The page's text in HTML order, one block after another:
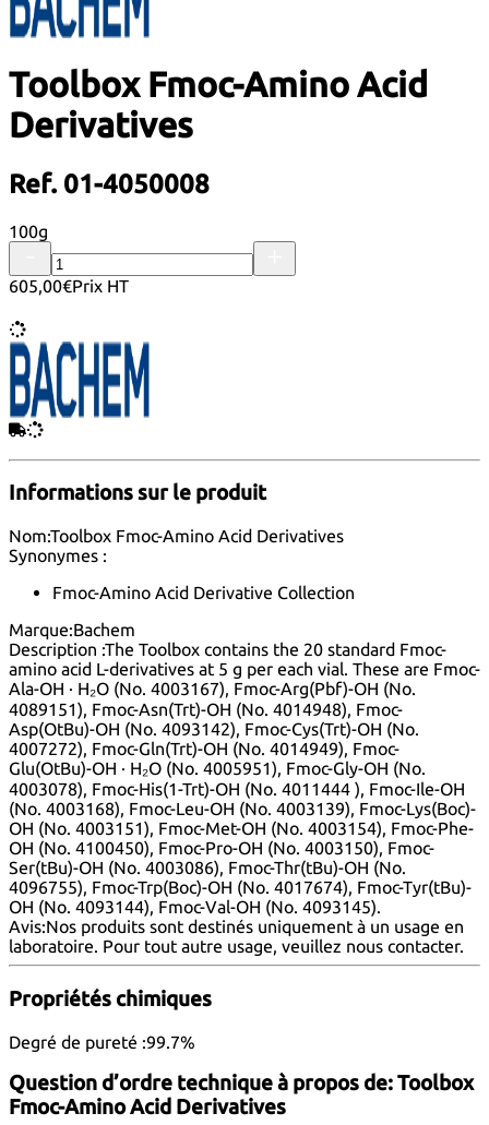
Toolbox Fmoc-Amino Acid
Derivatives
Ref. 01-4050008
100g
605,00€Prix HT
Informations sur le produit
Nom:Toolbox Fmoc-Amino Acid Derivatives
Synonymes :
Fmoc-Amino Acid Derivative Collection
Marque:Bachem
Description :The Toolbox contains the 20 standard Fmoc-
amino acid L-derivatives at 5 g per each vial. These are Fmoc-
Ala-OH · H₂O (No. 4003167), Fmoc-Arg(Pbf)-OH (No.
4089151), Fmoc-Asn(Trt)-OH (No. 4014948), Fmoc-
Asp(OtBu)-OH (No. 4093142), Fmoc-Cys(Trt)-OH (No.
4007272), Fmoc-Gln(Trt)-OH (No. 4014949), Fmoc-
Glu(OtBu)-OH · H₂O (No. 4005951), Fmoc-Gly-OH (No.
4003078), Fmoc-His(1-Trt)-OH (No. 4011444 ), Fmoc-Ile-OH
(No. 4003168), Fmoc-Leu-OH (No. 4003139), Fmoc-Lys(Boc)-
OH (No. 4003151), Fmoc-Met-OH (No. 4003154), Fmoc-Phe-
OH (No. 4100450), Fmoc-Pro-OH (No. 4003150), Fmoc-
Ser(tBu)-OH (No. 4003086), Fmoc-Thr(tBu)-OH (No.
4096755), Fmoc-Trp(Boc)-OH (No. 4017674), Fmoc-Tyr(tBu)-
OH (No. 4093144), Fmoc-Val-OH (No. 4093145).
Avis:Nos produits sont destinés uniquement à un usage en
laboratoire. Pour tout autre usage, veuillez nous contacter.
Propriétés chimiques
Degré de pureté :99.7%
Question d’ordre technique à propos de:Toolbox
Fmoc-Amino Acid Derivatives